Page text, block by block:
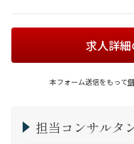
求人詳
本フォーム送信をもって
担当コンサルタ